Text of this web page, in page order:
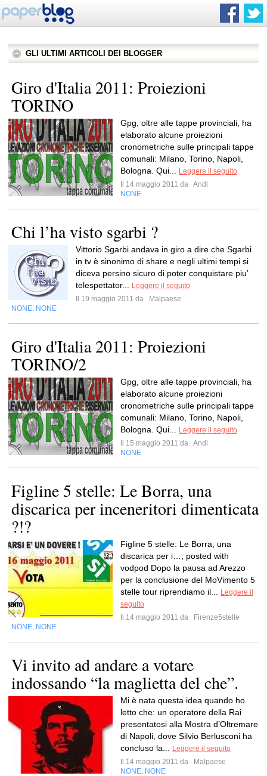
GLI ULTIMI ARTICOLI DEI BLOGGER
Giro d'Italia 2011: Proiezioni
TORINO
Gpg, oltre alle tappe provinciali, ha
elaborato alcune proiezioni
cronometriche sulle principali tappe
comunali: Milano, Torino, Napoli,
Bologna. Qui...
Leggere il seguito
Il 14 maggio 2011 da Andl
NONE
Chi l’ha visto sgarbi ?
Vittorio Sgarbi andava in giro a dire che Sgarbi
in tv è sinonimo di share e negli ultimi tempi si
diceva persino sicuro di poter conquistare piu’
telespettator...
Leggere il seguito
Il 19 maggio 2011 da
Malpaese
NONE NONE
Giro d'Italia 2011: Proiezioni
TORINO/2
Gpg, oltre alle tappe provinciali, ha
elaborato alcune proiezioni
cronometriche sulle principali tappe
comunali: Milano, Torino, Napoli,
Bologna. Qui...
Leggere il seguito
Il 15 maggio 2011 da Andl
NONE
Figline 5 stelle: Le Borra, una
discarica per inceneritori dimenticata
?!?
Figline 5 stelle: Le Borra, una
discarica per i…, posted with
vodpod Dopo la pausa ad Arezzo
per la conclusione del MoVimento 5
stelle tour riprendiamo il...
Leggere il
seguito
Il 14 maggio 2011 da
Firenze5stelle
NONE NONE
Vi invito ad andare a votare
indossando “la maglietta del che”.
Mi è nata questa idea quando ho
letto che: un operatore della Rai
presentatosi alla Mostra d’Oltremare
di Napoli, dove Silvio Berlusconi ha
concluso la...
Leggere il seguito
Il 14 maggio 2011 da
Malpaese
NONE NONE